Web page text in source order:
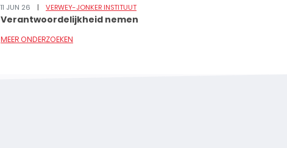
11 JUN 26 VERWEY-JONKER INSTITUUT
Verantwoordelijkheid nemen
MEER ONDERZOEKEN